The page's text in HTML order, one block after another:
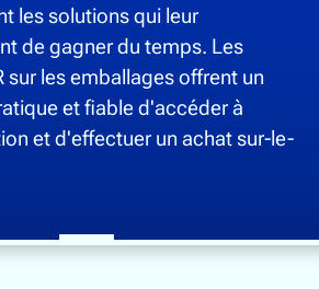
les solutions qui leur
de gagner du temps. Les
sur les emballages offrent un
et fiable d'accéder à
et d'effectuer un achat sur-le-